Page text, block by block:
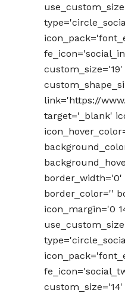
custom_size='19'
link='https://
target='_blank'
border_color=''
icon_margin='0
custom_size='14'